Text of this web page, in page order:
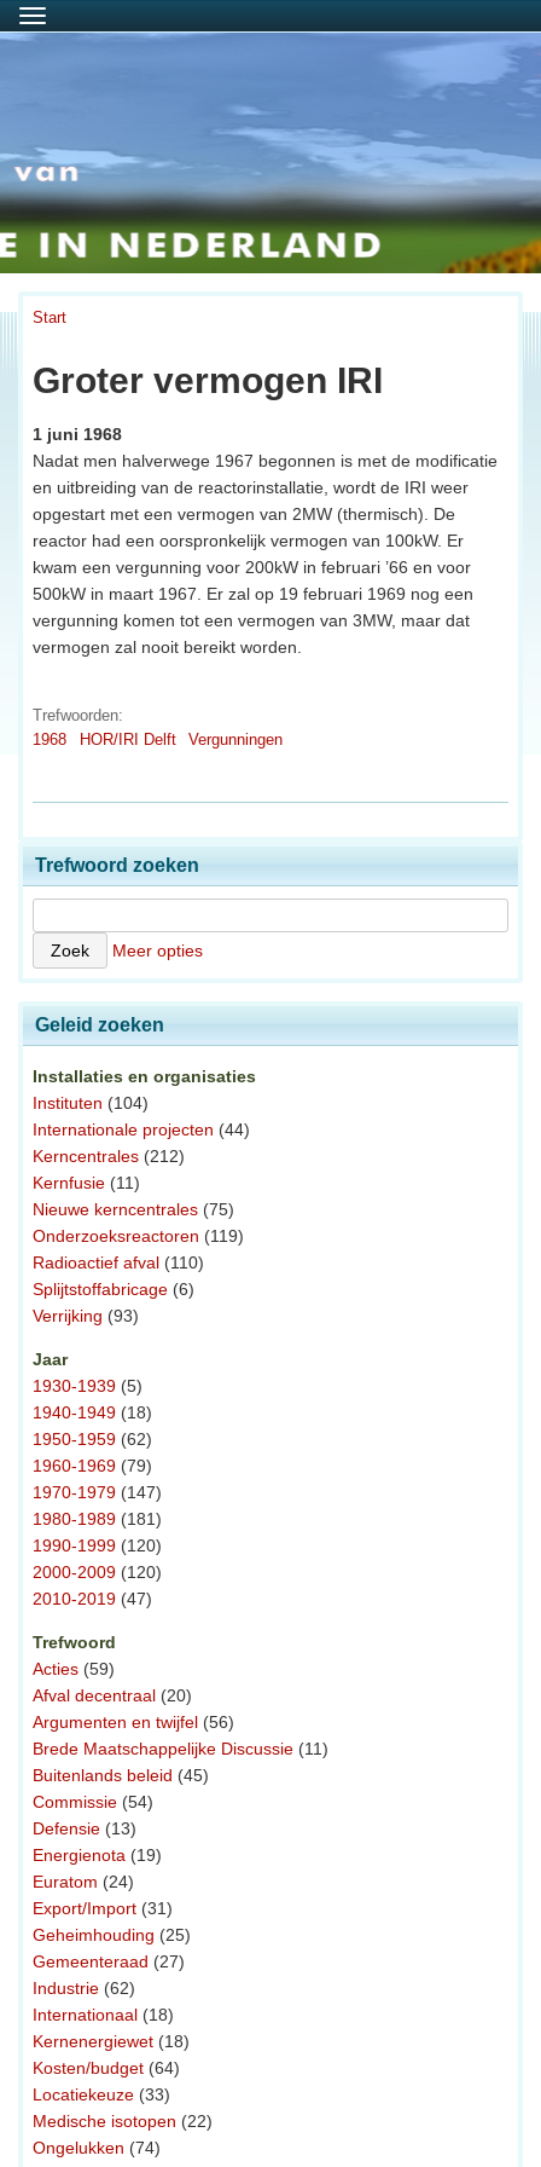
Menu
Start
Groter vermogen IRI
1 juni 1968
Nadat men halverwege 1967 begonnen is met de modificatie
en uitbreiding van de reactorinstallatie, wordt de IRI weer
opgestart met een vermogen van 2MW (thermisch). De
reactor had een oorspronkelijk vermogen van 100kW. Er
kwam een vergunning voor 200kW in februari ’66 en voor
500kW in maart 1967. Er zal op 19 februari 1969 nog een
vergunning komen tot een vermogen van 3MW, maar dat
vermogen zal nooit bereikt worden.
Trefwoorden:
1968
HOR/IRI Delft Vergunningen
Trefwoord zoeken
Meer opties
Geleid zoeken
Installaties en organisaties
Instituten (104)
Internationale projecten (44)
Kerncentrales (212)
Kernfusie (11)
Nieuwe kerncentrales (75)
Onderzoeksreactoren (119)
Radioactief afval (110)
Splijtstoffabricage (6)
Verrijking (93)
Jaar
1930-1939 (5)
1940-1949 (18)
1950-1959 (62)
1960-1969 (79)
1970-1979 (147)
1980-1989 (181)
1990-1999 (120)
2000-2009 (120)
2010-2019 (47)
Trefwoord
Acties (59)
Afval decentraal (20)
Argumenten en twijfel (56)
Brede Maatschappelijke Discussie (11)
Buitenlands beleid (45)
Commissie (54)
Defensie (13)
Energienota (19)
Euratom (24)
Export/Import (31)
Geheimhouding (25)
Gemeenteraad (27)
Industrie (62)
Internationaal (18)
Kernenergiewet (18)
Kosten/budget (64)
Locatiekeuze (33)
Medische isotopen (22)
Ongelukken (74)